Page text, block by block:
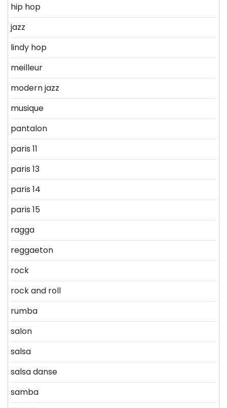
hip hop
jazz
lindy hop
meilleur
modern jazz
musique
pantalon
paris 11
paris 13
paris 14
paris 15
ragga
reggaeton
rock
rock and roll
rumba
salon
salsa
salsa danse
samba